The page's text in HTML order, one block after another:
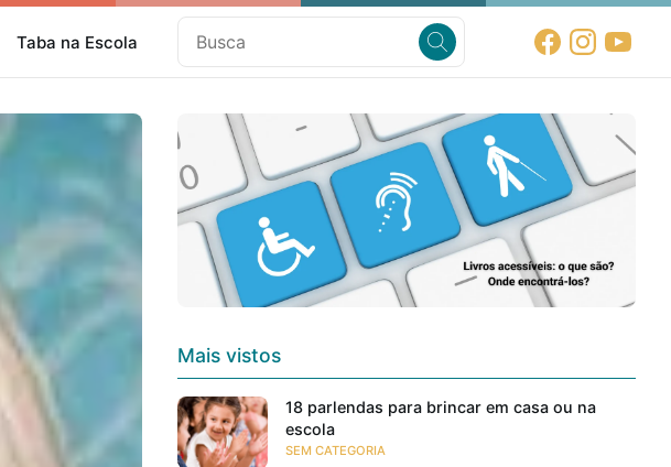
Taba na Escola
Mais vistos
18 parlendas para brincar em casa ou na
escola
SEM CATEGORIA